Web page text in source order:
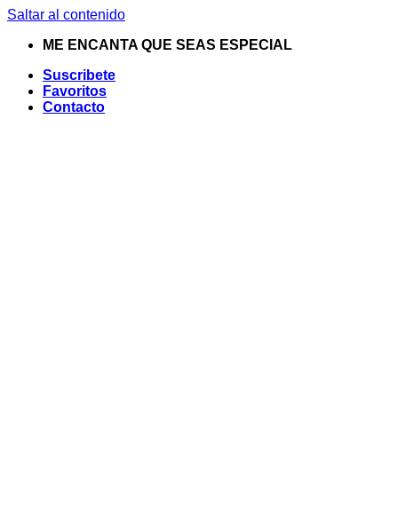
Saltar al contenido
ME ENCANTA QUE SEAS ESPECIAL
Suscribete
Favoritos
Contacto